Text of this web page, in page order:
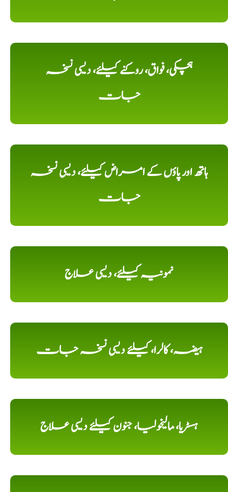
ہچکی، فواق، روکنے کیلئے، دیسی نسخہ
جات
ہاتھ اور پاؤں کے امراض کیلئے، دیسی نسخہ
جات
نمونیہ کیلئے، دیسی علاج
ہیضہ، کالرا، کیلئے دیسی نسخہ جات
ہسٹریا، مالیخولیا، جنون کیلئے دیسی علاج